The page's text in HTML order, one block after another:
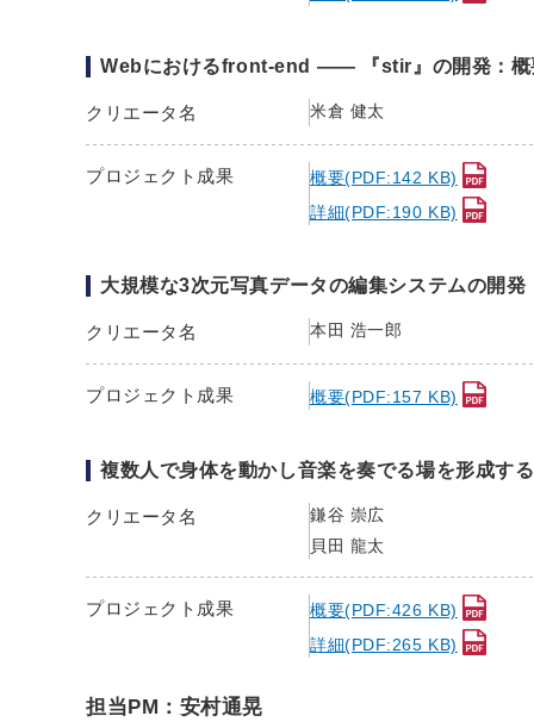
Webにおけるfront-end —— 『stir』の開発：概
クリエータ名 米倉 健太
プロジェクト成果
概要(PDF:142 KB)
詳細(PDF:190 KB)
大規模な3次元写真データの編集システムの開発
クリエータ名 本田 浩一郎
プロジェクト成果 概要(PDF:157 KB)
複数人で身体を動かし音楽を奏でる場を形成す
クリエータ名
鎌谷 崇広
貝田 龍太
プロジェクト成果
概要(PDF:426 KB)
詳細(PDF:265 KB)
担当PM：安村通晃